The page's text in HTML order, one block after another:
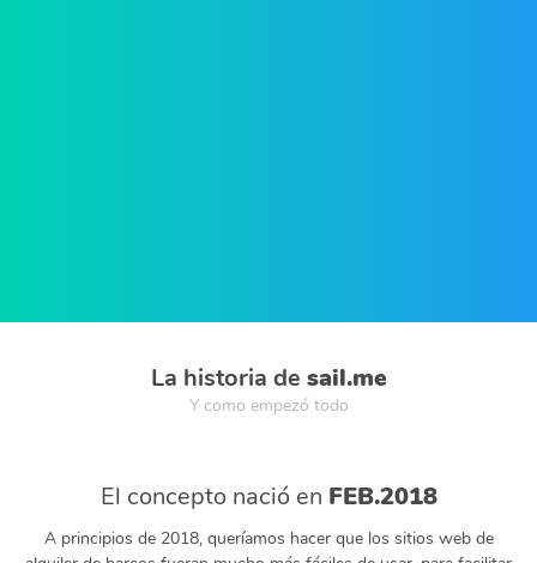
La historia de sail.me
Y como empezó todo
El concepto nació en FEB.2018
A principios de 2018, queríamos hacer que los sitios web de